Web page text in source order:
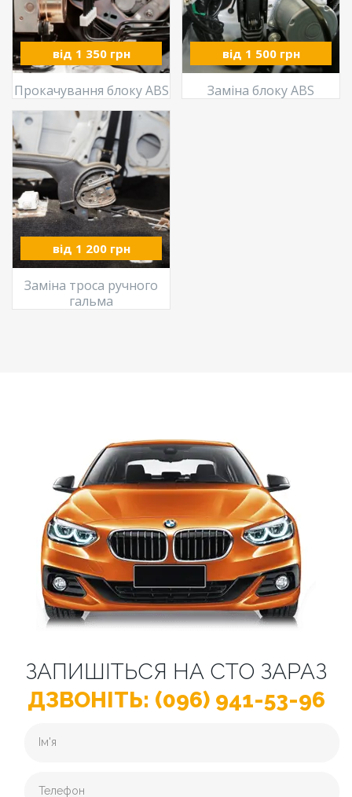
від 1 350 грн
Прокачування блоку ABS
від 1 500 грн
Заміна блоку ABS
від 1 200 грн
Заміна троса ручного
гальма
ЗАПИШІТЬСЯ НА СТО ЗАРАЗ
ДЗВОНІТЬ: (096) 941-53-96